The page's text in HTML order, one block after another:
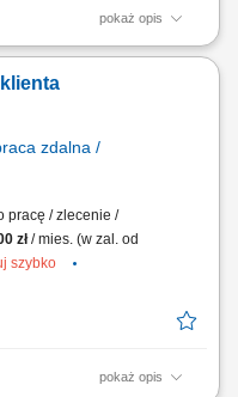
pokaż opis
reklamacyjnych
za
obsługi bazowej.
zdalna /
pracę / zlecenie /
zł/ mies. (w zal. od
szybko
pokaż opis